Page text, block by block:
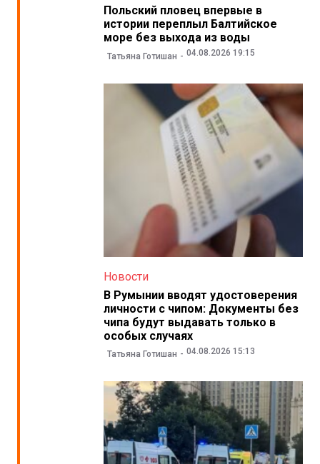
Польский пловец впервые в
истории переплыл Балтийское
море без выхода из воды
Татьяна Готишан 04.08.2026 19:15
Новости
В Румынии вводят удостоверения
личности с чипом: Документы без
чипа будут выдавать только в
особых случаях
Татьяна Готишан 04.08.2026 15:13